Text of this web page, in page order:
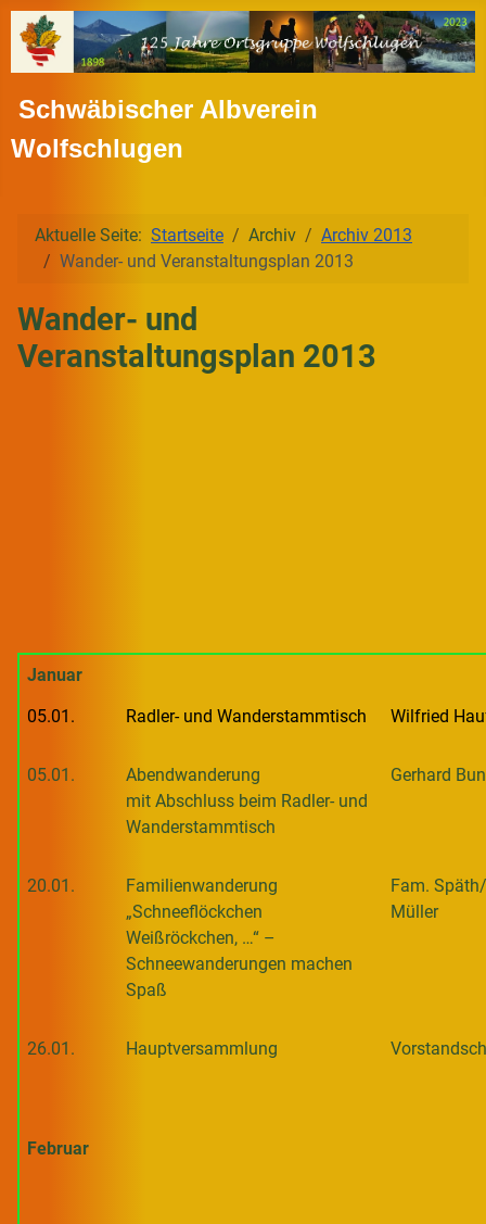
Schwäbischer Albverein
Wolfschlugen
Aktuelle Seite: Startseite Archiv
Archiv 2013
Wander- und Veranstaltungsplan 2013
Wander- und
Veranstaltungsplan 2013
Januar
05.01.
Radler- und Wanderstammtisch Wilfried H
05.01.
Abendwanderung
mit Abschluss beim Radler- und
Wanderstammtisch
Gerhard
20.01.
Familienwanderung
„Schneeflöckchen
Weißröckchen, …“ –
Schneewanderungen machen
Spaß
Fam.
Müller
26.01. Hauptversammlung
Februar